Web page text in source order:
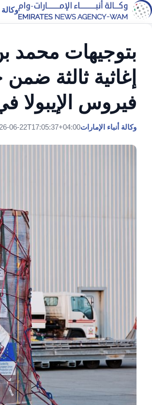
وكالة
بتوجيهات محمد
إغاثية ثالثة
فيروس الإيبولا
وكالة أنباء الإمارات06-22T17:05:37+04:00